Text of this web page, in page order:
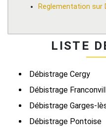
Reglementation sur
LISTE
Débistrage Cergy
Débistrage
Débistrage Garges-
Débistrage Pontoise